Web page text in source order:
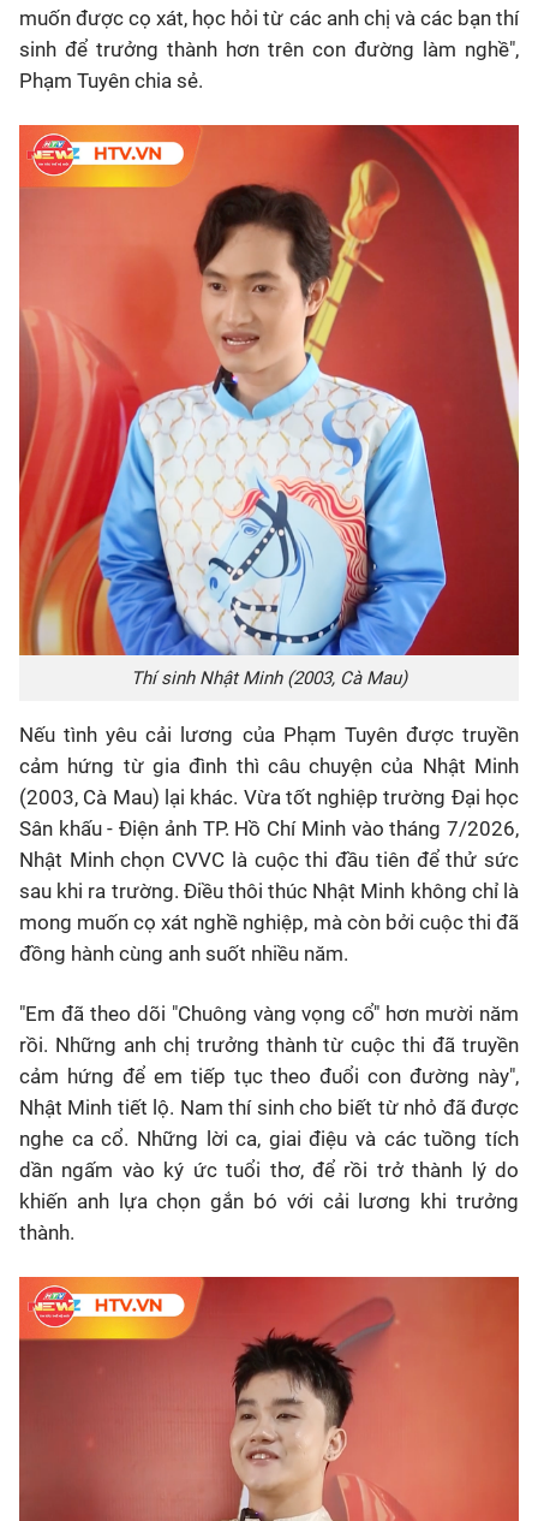
muốn được cọ xát, học hỏi từ các anh chị và các bạn thí
sinh để trưởng thành hơn trên con đường làm nghề",
Phạm Tuyên chia sẻ.
Thí sinh Nhật Minh (2003, Cà Mau)
Nếu tình yêu cải lương của Phạm Tuyên được truyền
cảm hứng từ gia đình thì câu chuyện của Nhật Minh
(2003, Cà Mau) lại khác. Vừa tốt nghiệp trường Đại học
Sân khấu - Điện ảnh TP. Hồ Chí Minh vào tháng 7/2026,
Nhật Minh chọn CVVC là cuộc thi đầu tiên để thử sức
sau khi ra trường. Điều thôi thúc Nhật Minh không chỉ là
mong muốn cọ xát nghề nghiệp, mà còn bởi cuộc thi đã
đồng hành cùng anh suốt nhiều năm.
"Em đã theo dõi "Chuông vàng vọng cổ" hơn mười năm
rồi. Những anh chị trưởng thành từ cuộc thi đã truyền
cảm hứng để em tiếp tục theo đuổi con đường này",
Nhật Minh tiết lộ. Nam thí sinh cho biết từ nhỏ đã được
nghe ca cổ. Những lời ca, giai điệu và các tuồng tích
dần ngấm vào ký ức tuổi thơ, để rồi trở thành lý do
khiến anh lựa chọn gắn bó với cải lương khi trưởng
thành.